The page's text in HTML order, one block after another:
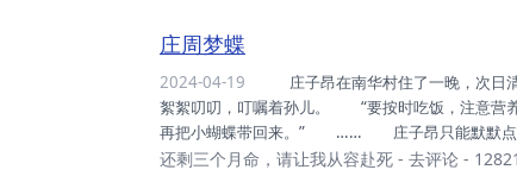
庄周梦蝶
2024-04-19
絮絮叨叨，叮嘱着孙儿。 “要按时吃饭，注意
再把小蝴蝶带回来。” …… 庄子昂只能默默点
庄子昂送到村口，陪他一起等公交车。 “爷爷，
还剩三个月命，请让我从容赴死 - 去评论 -